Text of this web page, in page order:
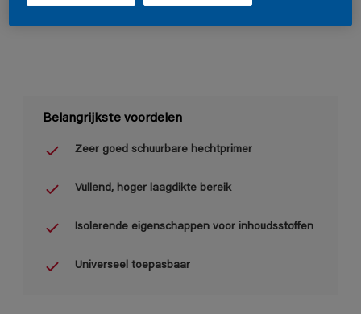
Belangrijkste voordelen
Zeer goed schuurbare hechtprimer
Vullend, hoger laagdikte bereik
Isolerende eigenschappen voor inhoudsstoffen
Universeel toepasbaar